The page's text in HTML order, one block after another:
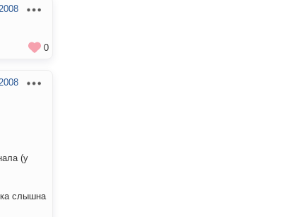
0
(у
слышна